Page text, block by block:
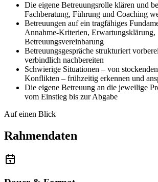
Die eigene Betreuungsrolle klären und
Fachberatung, Führung und Coaching
Betreuungen auf ein tragfähiges
Annahme-Kriterien, Erwartungsklärung,
Betreuungsvereinbarung
Betreuungsgespräche strukturiert
verbindlich nachbereiten
Schwierige Situationen – von
Konflikten – frühzeitig erkennen und
Die eigene Betreuung an die jeweilige
vom Einstieg bis zur Abgabe
Auf einen Blick
Rahmendaten